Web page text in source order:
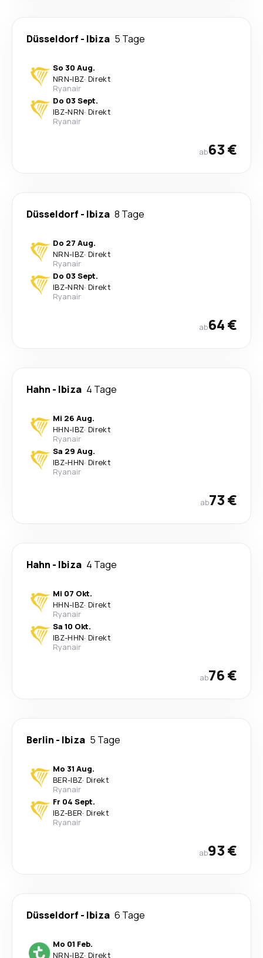
Düsseldorf - Ibiza 5 Tage
So 30 Aug.
NRN-IBZ· Direkt
Ryanair
Do 03 Sept.
IBZ-NRN· Direkt
Ryanair
ab63 €
Düsseldorf - Ibiza 8 Tage
Do 27 Aug.
NRN-IBZ· Direkt
Ryanair
Do 03 Sept.
IBZ-NRN· Direkt
Ryanair
ab64 €
Hahn - Ibiza 4 Tage
Mi 26 Aug.
HHN-IBZ· Direkt
Ryanair
Sa 29 Aug.
IBZ-HHN· Direkt
Ryanair
ab73 €
Hahn - Ibiza 4 Tage
Mi 07 Okt.
HHN-IBZ· Direkt
Ryanair
Sa 10 Okt.
IBZ-HHN· Direkt
Ryanair
ab76 €
Berlin - Ibiza 5 Tage
Mo 31 Aug.
BER-IBZ· Direkt
Ryanair
Fr 04 Sept.
IBZ-BER· Direkt
Ryanair
ab93 €
Düsseldorf - Ibiza 6 Tage
Mo 01 Feb.
NRN-IBZ· Direkt